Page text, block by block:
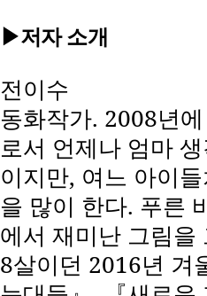
▶저자 소개
전이수
동화작가. 2008년
로서 언제나 엄마
이지만, 여느 아이
을 많이 한다. 푸른
에서 재미난 그림을
8살이던 2016년 겨